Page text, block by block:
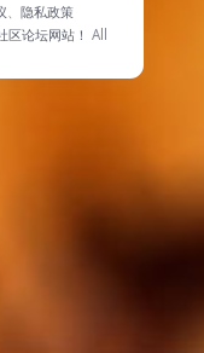
隐私政策
论坛网站！ All